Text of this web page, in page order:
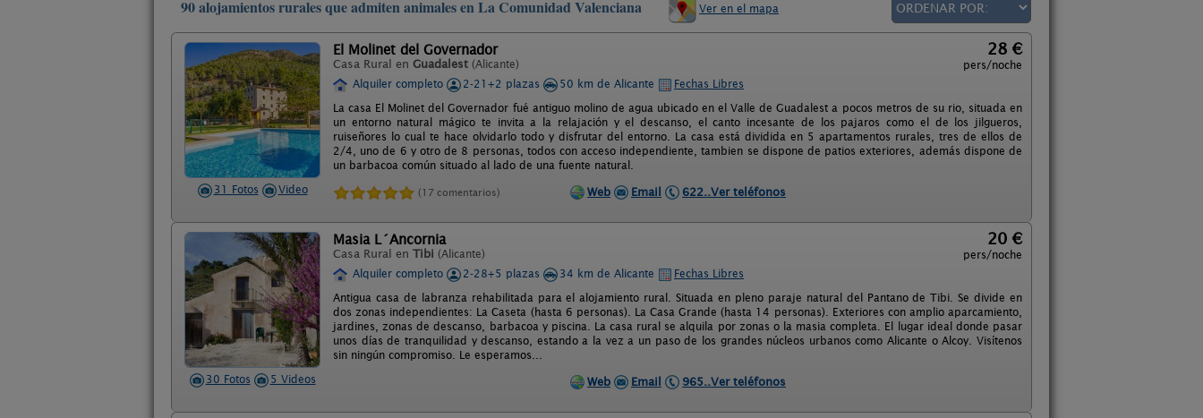
90 alojamientos rurales que admiten animales en La Comunidad Valenciana Ver en el mapa
31 Fotos Video
El Molinet del Governador
Casa Rural en Guadalest (Alicante)
28 €
pers/noche
Alquiler completo
2-21+2 plazas 50 km de Alicante
Fechas Libres
La casa El Molinet del Governador fué antiguo molino de agua ubicado en el Valle de Guadalest a pocos metros de su rio, situada en
un entorno natural mágico te invita a la relajación y el descanso, el canto incesante de los pajaros como el de los jilgueros,
ruiseñores lo cual te hace olvidarlo todo y disfrutar del entorno. La casa está dividida en 5 apartamentos rurales, tres de ellos de
2/4, uno de 6 y otro de 8 personas, todos con acceso independiente, tambien se dispone de patios exteriores, además dispone de
un barbacoa común situado al lado de una fuente natural.
(17 comentarios) Web Email 622..Ver teléfonos
30 Fotos 5 Videos
Masia L´Ancornia
Casa Rural en Tibi (Alicante)
20 €
pers/noche
Alquiler completo
2-28+5 plazas 34 km de Alicante
Fechas Libres
Antigua casa de labranza rehabilitada para el alojamiento rural. Situada en pleno paraje natural del Pantano de Tibi. Se divide en
dos zonas independientes: La Caseta (hasta 6 personas). La Casa Grande (hasta 14 personas). Exteriores con amplio aparcamiento,
jardines, zonas de descanso, barbacoa y piscina. La casa rural se alquila por zonas o la masia completa. El lugar ideal donde pasar
unos días de tranquilidad y descanso, estando a la vez a un paso de los grandes núcleos urbanos como Alicante o Alcoy. Visítenos
sin ningún compromiso. Le esperamos...
Web
Email 965..Ver teléfonos